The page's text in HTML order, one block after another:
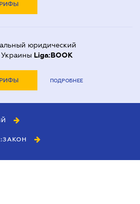
юридический
Украины Liga:BOOK
ПОДРОБНЕЕ